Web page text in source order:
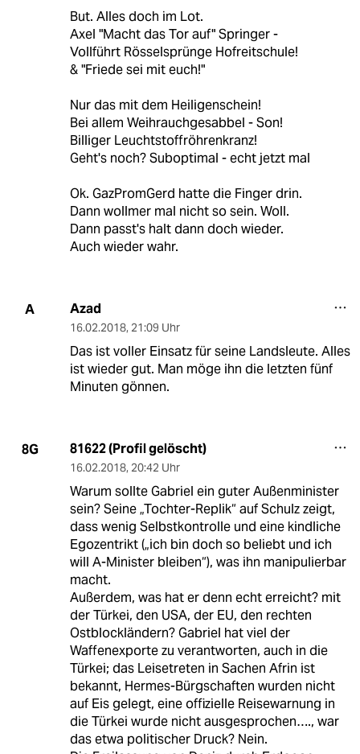
But. Alles doch im Lot.
Axel "Macht das Tor auf" Springer -
Vollführt Rösselsprünge Hofreitschule!
& "Friede sei mit euch!"
Nur das mit dem Heiligenschein!
Bei allem Weihrauchgesabbel - Son!
Billiger Leuchtstoffröhrenkranz!
Geht's noch? Suboptimal - echt jetzt mal
Ok. GazPromGerd hatte die Finger drin.
Dann wollmer mal nicht so sein. Woll.
Dann passt's halt dann doch wieder.
Auch wieder wahr.
A Azad
16.02.2018, 21:09 Uhr
Das ist voller Einsatz für seine Landsleute. Alles
ist wieder gut. Man möge ihn die letzten fünf
Minuten gönnen.
8G 81622 (Profil gelöscht)
16.02.2018, 20:42 Uhr
Warum sollte Gabriel ein guter Außenminister
sein? Seine „Tochter-Replik“ auf Schulz zeigt,
dass wenig Selbstkontrolle und eine kindliche
Egozentrikt („ich bin doch so beliebt und ich
will A-Minister bleiben“), was ihn manipulierbar
macht.
Außerdem, was hat er denn echt erreicht? mit
der Türkei, den USA, der EU, den rechten
Ostblockländern? Gabriel hat viel der
Waffenexporte zu verantworten, auch in die
Türkei; das Leisetreten in Sachen Afrin ist
bekannt, Hermes-Bürgschaften wurden nicht
auf Eis gelegt, eine offizielle Reisewarnung in
die Türkei wurde nicht ausgesprochen…., war
das etwa politischer Druck? Nein.